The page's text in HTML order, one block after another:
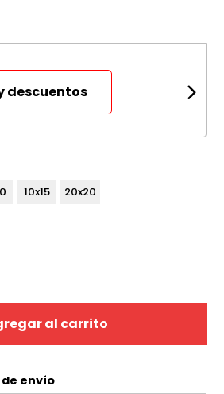
descuentos
10x15 20x20
al carrito
envío